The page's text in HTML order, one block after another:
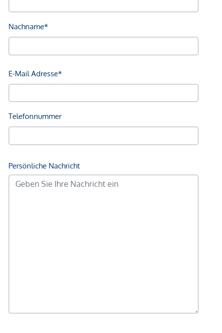
*Der Vertrag kommt nicht mit der INFINA Credit Broker
Immobilienunternehmen angeboten. Allfällige aus dem
Vertragsabschluss resultierende Rechte sind ausschließlich
gegenüber dem anbietenden Immobilienunternehmen
unverbindliche Vorabinformationen sind und daher ohne
Gewähr erfolgen. Der Vermittler ist als Doppelmakler tätig.